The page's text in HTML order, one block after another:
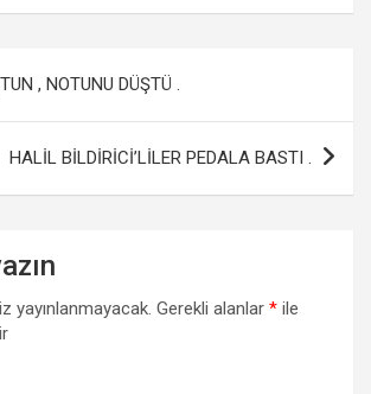
at
s
A
p
p
ail ar
e
, NOTUNU DÜŞTÜ .
HALİL BİLDİRİCİ’LİLER PEDALA BASTI .
yayınlanmayacak. Gerekli alanlar * ile